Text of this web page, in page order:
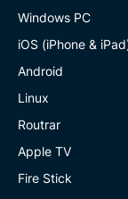
Windows PC
iOS (iPhone &
Android
Linux
Routrar
Apple TV
Fire Stick